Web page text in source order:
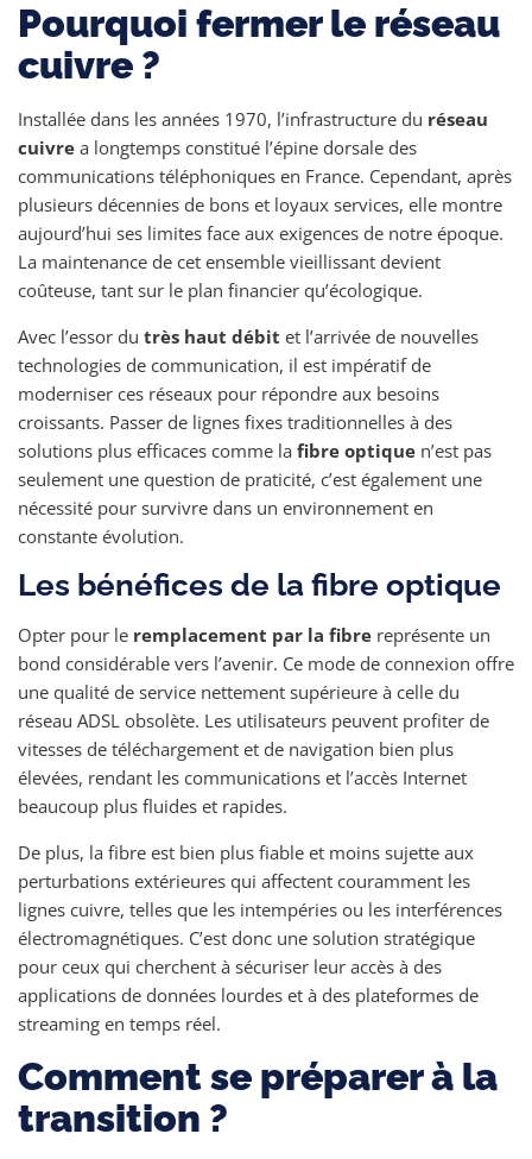
Pourquoi fermer le réseau
cuivre ?
Installée dans les années 1970, l’infrastructure du réseau
cuivre a longtemps constitué l’épine dorsale des
communications téléphoniques en France. Cependant, après
plusieurs décennies de bons et loyaux services, elle montre
aujourd’hui ses limites face aux exigences de notre époque.
La maintenance de cet ensemble vieillissant devient
coûteuse, tant sur le plan financier qu’écologique.
Avec l’essor du très haut débit et l’arrivée de nouvelles
technologies de communication, il est impératif de
moderniser ces réseaux pour répondre aux besoins
croissants. Passer de lignes fixes traditionnelles à des
solutions plus efficaces comme la fibre optique n’est pas
seulement une question de praticité, c’est également une
nécessité pour survivre dans un environnement en
constante évolution.
Les bénéfices de la fibre optique
Opter pour le remplacement par la fibre représente un
bond considérable vers l’avenir. Ce mode de connexion offre
une qualité de service nettement supérieure à celle du
réseau ADSL obsolète. Les utilisateurs peuvent profiter de
vitesses de téléchargement et de navigation bien plus
élevées, rendant les communications et l’accès Internet
beaucoup plus fluides et rapides.
De plus, la fibre est bien plus fiable et moins sujette aux
perturbations extérieures qui affectent couramment les
lignes cuivre, telles que les intempéries ou les interférences
électromagnétiques. C’est donc une solution stratégique
pour ceux qui cherchent à sécuriser leur accès à des
applications de données lourdes et à des plateformes de
streaming en temps réel.
Comment se préparer à la
transition ?